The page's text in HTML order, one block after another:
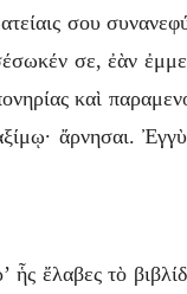
σου
σε, ἐὰν
καὶ
ἄρνησαι.
ἔλαβες τὸ